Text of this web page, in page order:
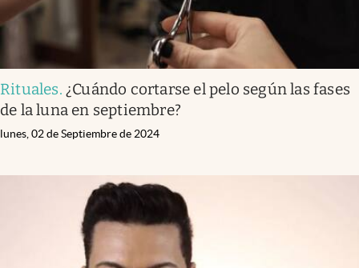
Rituales. ¿Cuándo cortarse el pelo según las fases
de la luna en septiembre?
lunes, 02 de Septiembre de 2024